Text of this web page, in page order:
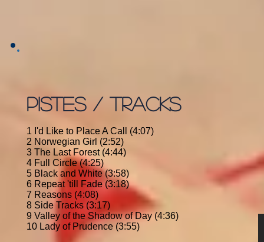
PISTES / TRACKS
1 I'd Like to Place A Call (4:07)
2 Norwegian Girl (2:52)
3 The Last Forest (4:44)
4 Full Circle (4:25)
5 Black and White (3:58)
6 Repeat 'till Fade (3:18)
7 Reasons (4:08)
8 Side Tracks (3:17)
9 Valley of the Shadow of Day (4:36)
10 Lady of Prudence (3:55)